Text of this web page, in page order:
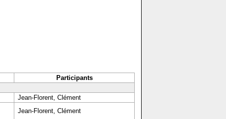
Participants
Jean-Florent, Clément
Jean-Florent, Clément